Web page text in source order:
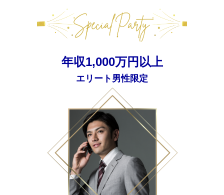
年収1,000万円以上
エリート男性限定